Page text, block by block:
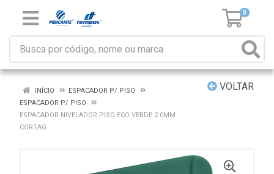
0
VOLTAR
INÍCIO
ESPACADOR P/ PISO
ESPACADOR P/ PISO
ESPACADOR NIVELADOR PISO ECO VERDE 2.0MM
CORTAG